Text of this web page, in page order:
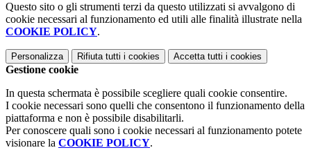
Questo sito o gli strumenti terzi da questo utilizzati si avvalgono di
cookie necessari al funzionamento ed utili alle finalità illustrate nella
COOKIE POLICY.
Personalizza Rifiuta tutti i cookies Accetta tutti i cookies
Gestione cookie
In questa schermata è possibile scegliere quali cookie consentire.
I cookie necessari sono quelli che consentono il funzionamento della
piattaforma e non è possibile disabilitarli.
Per conoscere quali sono i cookie necessari al funzionamento potete
visionare la COOKIE POLICY.